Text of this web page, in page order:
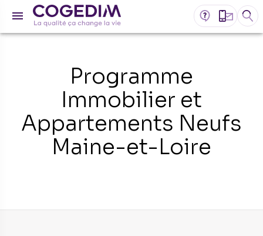
Programme
Immobilier et
Appartements Neufs
Maine-et-Loire